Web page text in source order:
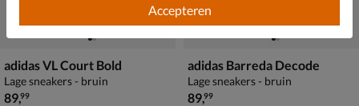
adidas VL Court Bold
Lage sneakers - bruin
€ 89,99
89,99
adidas Barreda Decode
Lage sneakers - bruin
€ 89,99
89,99
Accepteren